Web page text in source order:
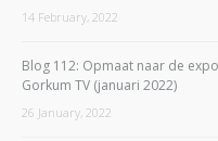
14 February, 2022
Blog 112: Opmaat naar de
Gorkum TV (januari 2022)
26 January, 2022